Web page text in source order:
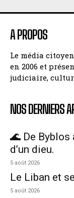
A PROPOS
Le média
en 2006 et
judiciaire,
NOS DERNIERS
🌊 De Byblos
d’un dieu.
5 août 2026
Le Liban et
5 août 2026